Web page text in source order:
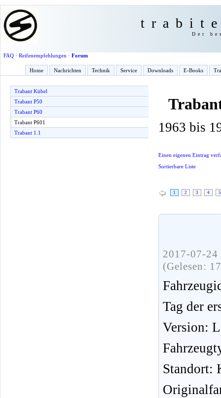
Der
FAQ· Reifenempfehlungen · Forum
Home Nachrichten Technik Service Downloads E-Books
Trabant Kübel
Trabant P50
Trabant P60
Trabant P601
Trabant 1.1
1963 bis
Einen eigenen Eintrag
Sortierbare Liste
1 2 3 4 5
2017-07-
(Gelesen:
Tag der
Version:
Standort: